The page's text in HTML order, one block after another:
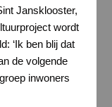
Jansklooster,
wordt
‘Ik ben blij dat
de volgende
inwoners